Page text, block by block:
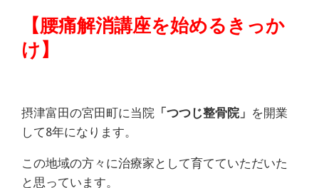
【腰痛解消講座を始めるきっか
け】
摂津富田の宮田町に当院 「つつじ整骨院」 を開業
して8年になります。
この地域の方々に治療家として育てていただいた
と思っています。